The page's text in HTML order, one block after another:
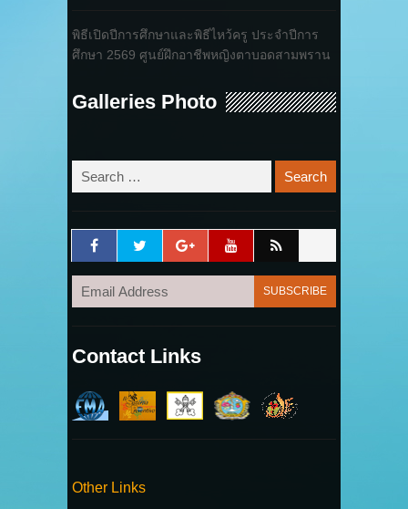
พิธีเปิดปีการศึกษาและพิธีไหว้ครู ประจำปีการ
ศึกษา 2569 ศูนย์ฝึกอาชีพหญิงตาบอดสามพราน
Galleries Photo
Contact Links
Other Links